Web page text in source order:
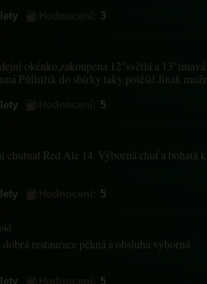
3
okénko,zakoupena 12°světlá a
do sbírky taky potěšil.Jinak
5
Red Ale 14. Výborná chuť a bohatá
5
restaurace pěkná a obsluha výborná
5